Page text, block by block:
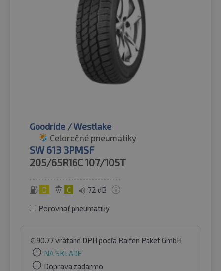
Goodride / Westlake
Celoročné pneumatiky
SW 613 3PMSF
205/65R16C107/105T
D C 72 dB
Porovnať pneumatiky
€ 90.77vrátane DPH podľa Raifen Paket GmbH
NA SKLADE
Doprava zadarmo